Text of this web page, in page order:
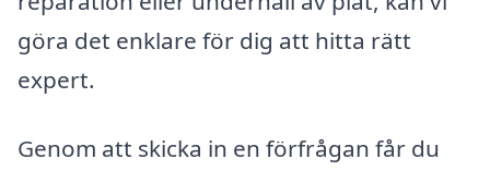
göra det enklare för dig att hitta rätt
expert.
Genom att skicka in en förfrågan får du